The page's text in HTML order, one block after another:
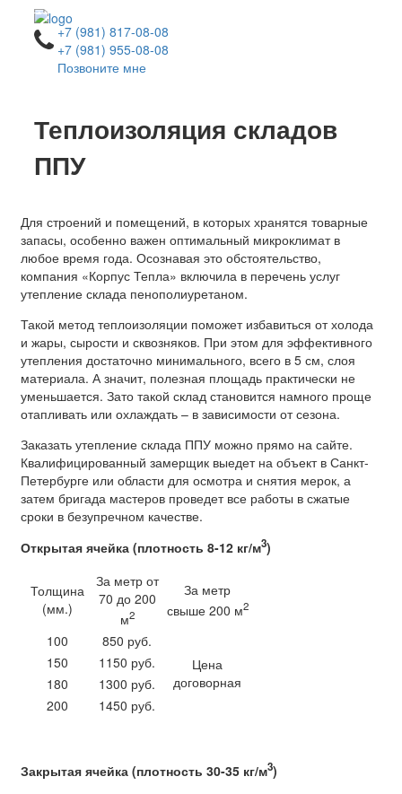
+7 (981) 817-08-08
+7 (981) 955-08-08
Позвоните мне
Теплоизоляция складов
ППУ
Для строений и помещений, в которых хранятся товарные
запасы, особенно важен оптимальный микроклимат в
любое время года. Осознавая это обстоятельство,
компания «Корпус Тепла» включила в перечень услуг
утепление склада пенополиуретаном.
Такой метод теплоизоляции поможет избавиться от холода
и жары, сырости и сквозняков. При этом для эффективного
утепления достаточно минимального, всего в 5 см, слоя
материала. А значит, полезная площадь практически не
уменьшается. Зато такой склад становится намного проще
отапливать или охлаждать – в зависимости от сезона.
Заказать утепление склада ППУ можно прямо на сайте.
Квалифицированный замерщик выедет на объект в Санкт-
Петербурге или области для осмотра и снятия мерок, а
затем бригада мастеров проведет все работы в сжатые
сроки в безупречном качестве.
Открытая ячейка (плотность 8-12 кг/м3)
Толщина
(мм.)
За метр от
70 до 200
м2
За метр
свыше 200 м2
100
850 руб.
Цена
договорная
150
1150 руб.
180
1300 руб.
200
1450 руб.
Закрытая ячейка (плотность 30-35 кг/м3)